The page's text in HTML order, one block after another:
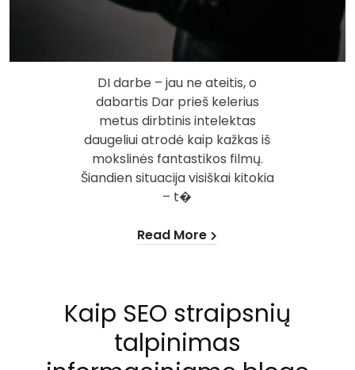
DI darbe – jau ne ateitis, o
dabartis Dar prieš kelerius
metus dirbtinis intelektas
daugeliui atrodė kaip kažkas iš
mokslinės fantastikos filmų.
Šiandien situacija visiškai kitokia
– t�
Read More
Kaip SEO straipsnių
talpinimas